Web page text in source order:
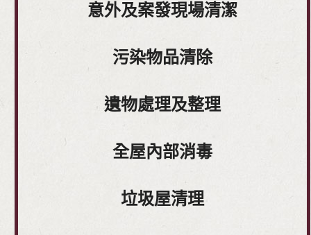
意外及案發現場清潔
污染物品清除
遺物處理及整理
全屋內部消毒
垃圾屋清理